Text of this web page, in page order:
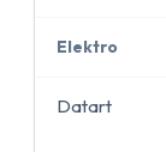
Elektro
Datart